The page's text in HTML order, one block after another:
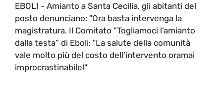
EBOLI - Amianto a Santa Cecilia, gli abitanti del
posto denunciano: "Ora basta intervenga la
magistratura. Il Comitato “Togliamoci l’amianto
dalla testa” di Eboli: "La salute della comunità
vale molto più del costo dell’intervento oramai
improcrastinabile!"